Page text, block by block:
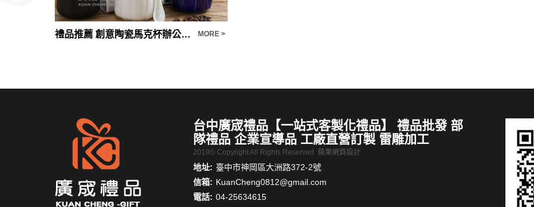
禮品推薦 創意陶瓷馬克杯辦公室家用水杯帶蓋帶勺簡約風格 MORE >
台中廣宬禮品【一站式客製化禮品】 禮品批發 部
隊禮品 企業宣導品 工廠直營訂製 雷雕加工
2019© Copyright All Rights Reserved 蘋果網頁設計
地址: 臺中市神岡區大洲路372-2號
信箱: KuanCheng0812@gmail.com
電話: 04-25634615